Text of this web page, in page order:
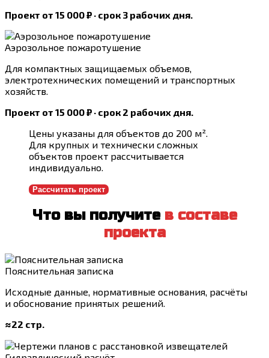
Проект от 15 000 ₽ · срок 3 рабочих дня.
Аэрозольное пожаротушение
Для компактных защищаемых объемов,
электротехнических помещений и транспортных
хозяйств.
Проект от 15 000 ₽ · срок 2 рабочих дня.
Цены указаны для объектов до 200 м².
Для крупных и технически сложных
объектов проект рассчитывается
индивидуально.
Рассчитать проект
Что вы получите в составе
проекта
Пояснительная записка
Исходные данные, нормативные основания, расчёты
и обоснование принятых решений.
≈22 стр.